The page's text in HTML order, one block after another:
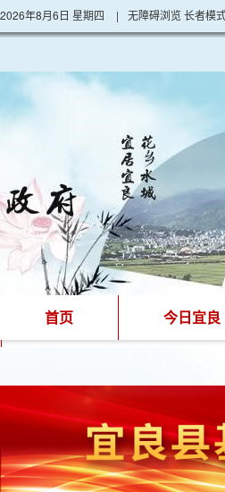
2026年8月6日 星期四 | 无障碍浏览长者模
首页 今日宜良